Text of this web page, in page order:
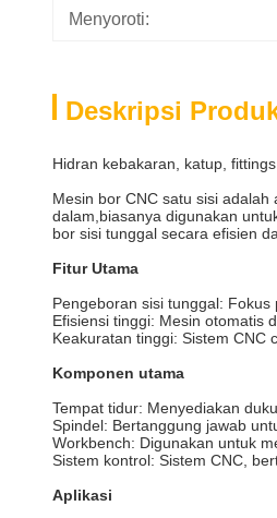
Menyoroti:
Deskripsi
Hidran kebakaran, katup,
Mesin bor CNC satu sisi
dalam,biasanya digunakan
bor sisi tunggal secara efisien
Fitur Utama
Pengeboran sisi tunggal:
Efisiensi tinggi: Mesin otomatis
Keakuratan tinggi: Sistem CNC
Komponen utama
Tempat tidur: Menyediakan
Spindel: Bertanggung jawab
Workbench: Digunakan untuk
Sistem kontrol: Sistem CNC,
Aplikasi